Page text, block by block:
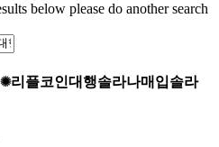
below please do another search
리플코인대행솔라나매입솔라